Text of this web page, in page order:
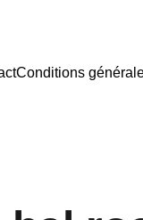
Conditions